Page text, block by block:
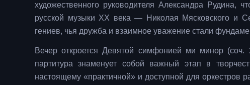
художественного руководителя Александра Рудина,
русской музыки XX века — Николая Мясковского и
гениев, чья дружба и взаимное уважение стали
Вечер откроется Девятой симфонией ми минор
партитура знаменует собой важный этап в
настоящему «практичной» и доступной для оркестров